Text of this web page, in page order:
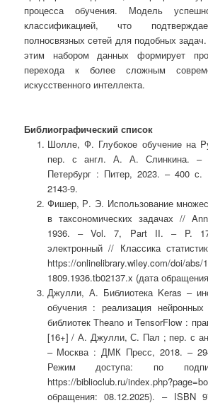
процесса обучения. Модель
классификацией, что
полносвязных сетей для подобных
этим набором данных формирует
перехода к более сложным
искусственного интеллекта.
Библиографический список
Шолле, Ф. Глубокое обучение на
пер. с англ. А. А. Слинкина. –
Петербург : Питер, 2023. – 400 с.
2143-9.
Фишер, Р. Э. Использование
в таксономических задачах //
1936. – Vol. 7, Part II. – P.
электронный // Классика
https://onlinelibrary.wiley.com/doi/abs/
1809.1936.tb02137.x (дата
Джулли, А. Библиотека Keras –
обучения : реализация
библиотек Theano и TensorFlow :
[16+] / А. Джулли, С. Пал ; пер. с
– Москва : ДМК Пресс, 2018. –
Режим доступа: по
https://biblioclub.ru/
обращения: 08.12.2025). – ISBN